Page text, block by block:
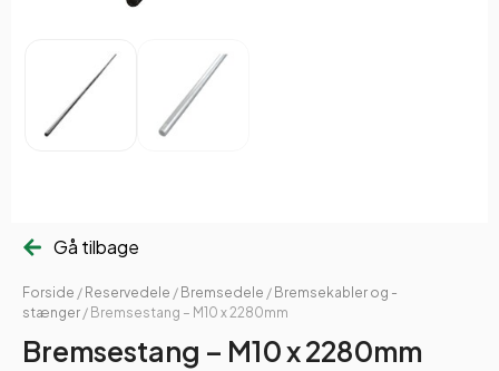
Gå tilbage
Forside / Reservedele / Bremsedele / Bremsekabler og -
stænger / Bremsestang – M10 x 2280mm
Bremsestang – M10 x 2280mm